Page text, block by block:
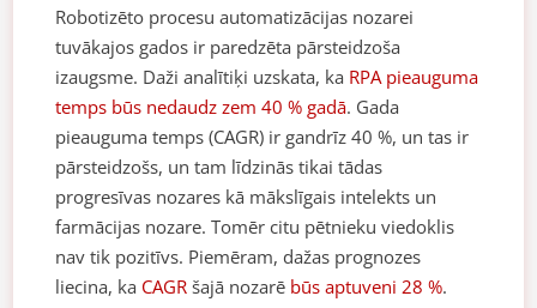
Robotizēto procesu automatizācijas nozarei
tuvākajos gados ir paredzēta pārsteidzoša
izaugsme. Daži analītiķi uzskata, ka RPA pieauguma
temps būs nedaudz zem 40 % gadā. Gada
pieauguma temps (CAGR) ir gandrīz 40 %, un tas ir
pārsteidzošs, un tam līdzinās tikai tādas
progresīvas nozares kā mākslīgais intelekts un
farmācijas nozare. Tomēr citu pētnieku viedoklis
nav tik pozitīvs. Piemēram, dažas prognozes
liecina, ka CAGR šajā nozarē būs aptuveni 28 %.